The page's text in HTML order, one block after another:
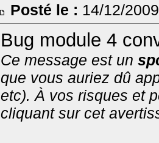
Posté le : 14/12/
Bug module 4
Ce message est un
que vous auriez dû
etc). À vos risques et
cliquant sur cet